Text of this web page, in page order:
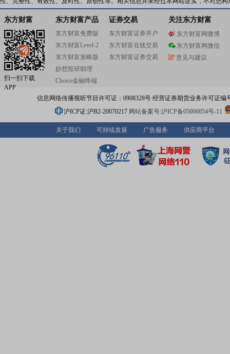
东方财富
扫一扫下载
APP
东方财富产品
东方财富免费版
东方财富Level-2
东方财富策略版
妙想投研助理
Choice金融终端
证券交易
东方财富证券开户
东方财富在线交易
东方财富证券交易
关注东方财富
东方财富网微博
东方财富网微信
意见与建议
信息网络传播视听节目许可证：0908328号 经营证券期货业务许可证编
沪ICP证:沪B2-20070217 网站备案号:沪ICP备05006054号-11
关于我们 可持续发展 广告服务 供应商平台